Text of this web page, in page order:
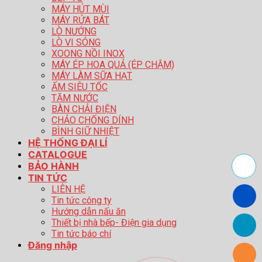
MÁY HÚT MÙI
MÁY RỬA BÁT
LÒ NƯỚNG
LÒ VI SÓNG
XOONG NỒI INOX
MÁY ÉP HOA QUẢ (ÉP CHẬM)
MÁY LÀM SỮA HẠT
ẤM SIÊU TỐC
TĂM NƯỚC
BÀN CHẢI ĐIỆN
CHẢO CHỐNG DÍNH
BÌNH GIỮ NHIỆT
HỆ THỐNG ĐẠI LÍ
CATALOGUE
BẢO HÀNH
TIN TỨC
LIÊN HỆ
Tin tức công ty
Hướng dẫn nấu ăn
Thiết bị nhà bếp- Điện gia dụng
Tin tức báo chí
Đăng nhập